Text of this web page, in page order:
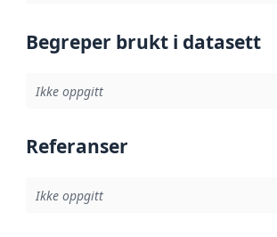
Begreper brukt i datasett
Ikke oppgitt
Referanser
Ikke oppgitt